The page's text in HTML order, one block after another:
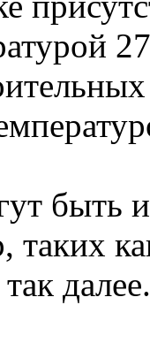
быть
таких
далее.